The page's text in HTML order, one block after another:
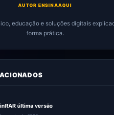
AUTOR ENSINAAQUI
educação e soluções digitais
forma prática.
última versão